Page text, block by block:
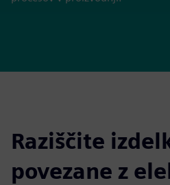
Raziščite
povezane z